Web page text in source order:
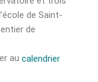
de Saint-
de
au calendrier